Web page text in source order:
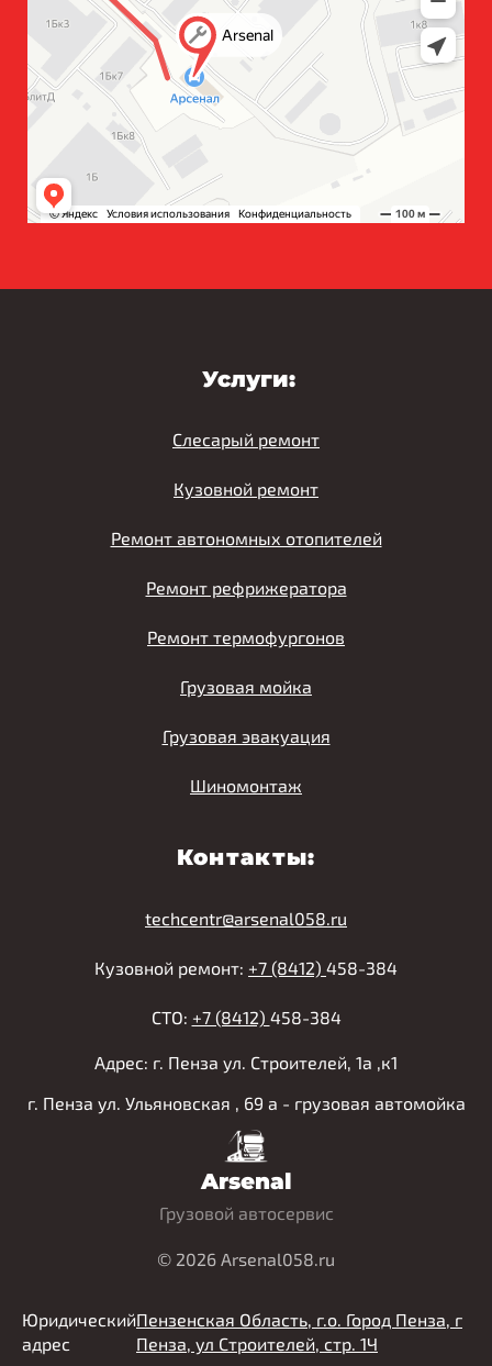
Услуги:
Слесарый ремонт
Кузовной ремонт
Ремонт автономных отопителей
Ремонт рефрижератора
Ремонт термофургонов
Грузовая мойка
Грузовая эвакуация
Шиномонтаж
Контакты:
techcentr@arsenal058.ru
Кузовной ремонт: +7 (8412) 458-384
СТО: +7 (8412) 458-384
Адрес: г. Пенза ул. Строителей, 1а ,к1
г. Пенза ул. Ульяновская , 69 а - грузовая автомойка
Arsenal
Грузовой автосервис
© 2026 Arsenal058.ru
Юридический
адрес
Пензенская Область, г.о. Город Пенза, г
Пенза, ул Строителей, стр. 1Ч